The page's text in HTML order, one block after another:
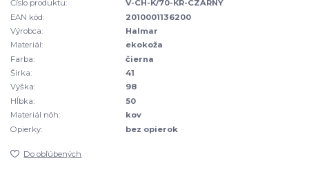
Číslo produktu:
V-CH-K/70-KR-CZARNY
EAN kód:
2010001136200
Výrobca:
Halmar
Materiál:
ekokoža
Farba:
čierna
Šírka:
41
Výška:
98
Hĺbka:
50
Materiál nôh:
kov
Opierky:
bez opierok
Do obľúbených